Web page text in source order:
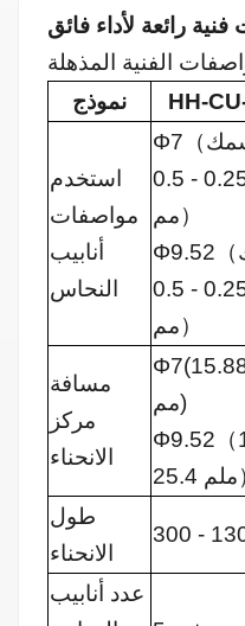
رائعة لأداء فائق
نموذج
HH-
استخدم
مواصفات
أنابيب
النحاس
Φ7 （
الجدار 0.25 - 0.5
مم）
Φ9.52 （
الجدار 0.25 - 0.5
مم）
مسافة
مركز
الانحناء
مم)
Φ9.52 （
25.4 ملم
طول
الانحناء
عدد أنابيب